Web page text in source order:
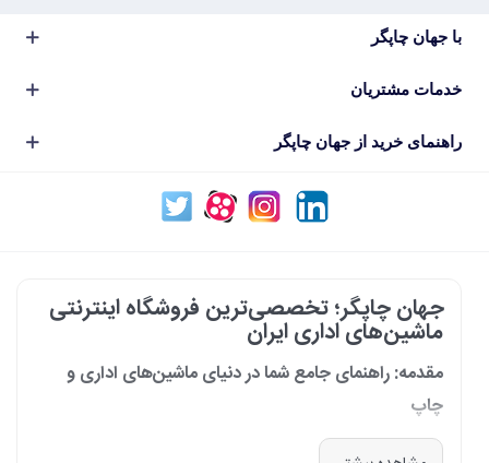
با جهان چاپگر
خدمات مشتریان
راهنمای خرید از جهان چاپگر
جهان چاپگر؛ تخصصی‌ترین فروشگاه اینترنتی
ماشین‌های اداری ایران
مقدمه: راهنمای جامع شما در دنیای ماشین‌های اداری و
چاپ
در دنیای پرشتاب امروز که کسب‌وکارها و سازمان‌ها برای افزایش بهره‌وری خود به